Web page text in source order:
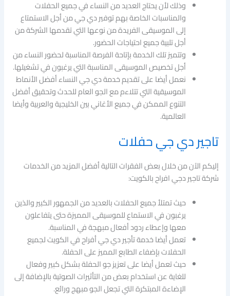
وذلك لأن يحتاج العديد من النساء في جميع الحفلات
والمناسبات الخاصة بهم توفير دي جي من أجل الاستمتاع
إلى الموسيقى الفريدة من نوعها التي تقدمها الشركة من
أجل تلبية جميع احتياجات الحضور.
وتتميز تلك الخدمة بإتاحة الفرصة المناسبة لحضور النساء من
أجل تخصيص الموسيقى المناسبة التي يرغبون في تشغيلها.
نعمل أيضا على تقديم خدمة دي جي النساء أفضل الأنماط
الموسيقية التي تتلاءم مع الجو العام للحدث وتحقيق أفضل
التنوع الممكن في جميع الأغاني بين الخليجية والعربية وأيضا
العالمية.
تاجير دي جي حفلات
إليكم الآن من خلال بعض الفقرات التالية أفضل المزيد من الخدمات
شركة تاجير دجي افراح بالكويت:
حيث تمتلأ جميع الحفلات بالعديد من الجمهور الكبير والذين
يرغبون في الاستماع للموسيقى المميزة حتى يتفاعلون
معها وإعطاء ردود أفعال مبهجة في المناسبة.
تعمل أيضا خدمة تأجير دي جي أفراح في الكويت لجميع
الحفلات بإضفاء الطابع المميز على الحفلة.
حيث تعمل أيضا على تعزيز جو الحفلة بشكل كبير وفعال
للغاية عن استخدام بعض من التأثيرات الصوتية بالإضافة إلى
الإضاءة المبتكرة التي تجعل الجو مبهج ورائع.